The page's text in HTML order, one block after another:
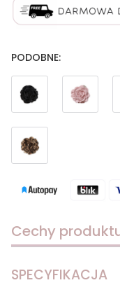
PODOBNE:
Cechy
SPECYFIKACJA